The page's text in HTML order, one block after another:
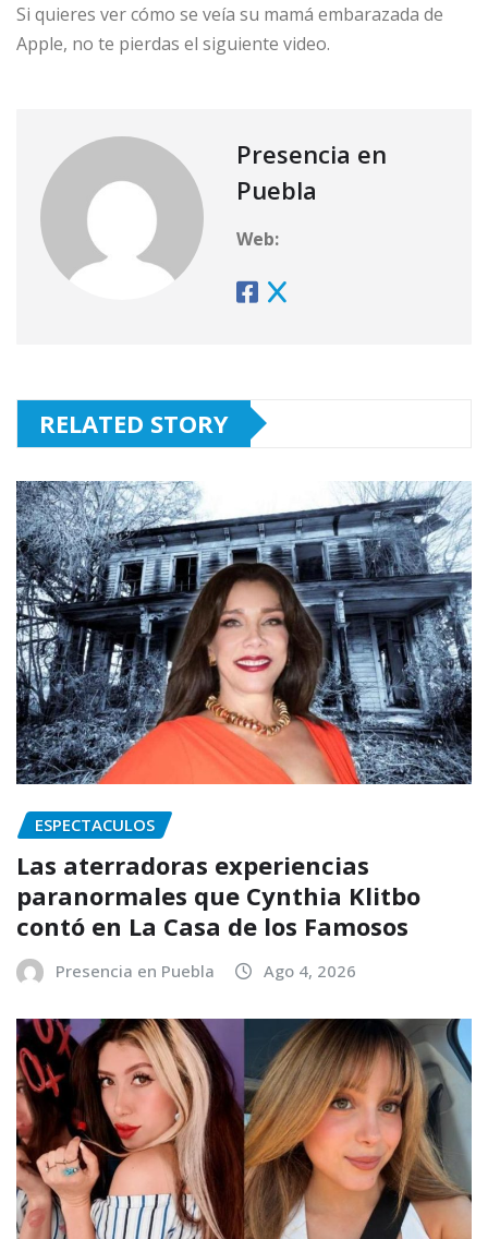
Si quieres ver cómo se veía su mamá embarazada de
Apple, no te pierdas el siguiente video.
Presencia en
Puebla
Web:
RELATED STORY
ESPECTACULOS
Las aterradoras experiencias
paranormales que Cynthia Klitbo
contó en La Casa de los Famosos
Presencia en Puebla Ago 4, 2026